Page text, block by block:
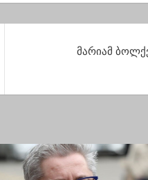
მარიამ